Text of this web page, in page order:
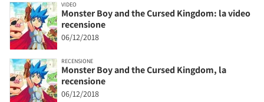
VIDEO
Monster Boy and the Cursed Kingdom: la video
recensione
06/12/2018
RECENSIONE
Monster Boy and the Cursed Kingdom, la
recensione
06/12/2018